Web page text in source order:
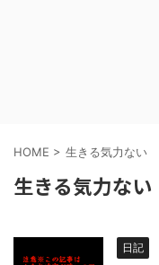
HOME > 生きる気力ない
生きる気力ない
日記